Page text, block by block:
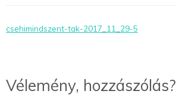
csehimindszent-tak-2017_11_29-5
Vélemény, hozzászólás?